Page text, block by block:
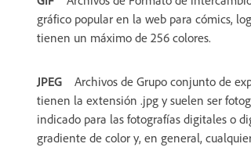
gráfico popular en la web para cómics,
tienen un máximo de 256 colores.
JPEG
Archivos de Grupo conjunto de
tienen la extensión .jpg y suelen ser
indicado para las fotografías digitales o
gradiente de color y, en general,